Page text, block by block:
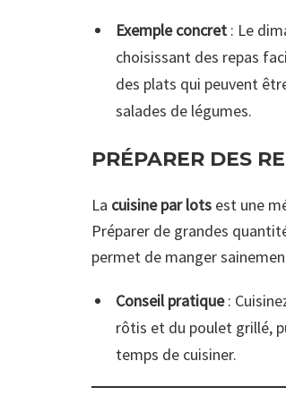
Exemple concret: Le
choisissant des repas
des plats qui peuvent
salades de légumes.
PRÉPARER DES
La cuisine par lots est une
Préparer de grandes
permet de manger
Conseil pratique:
rôtis et du poulet grillé,
temps de cuisiner.